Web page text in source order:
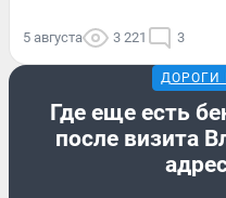
5 августа 3 221 3
ДОРОГИ
Где еще есть
после визита